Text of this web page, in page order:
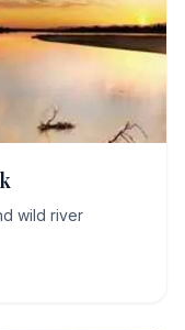
wild river